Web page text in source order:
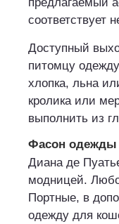
соответствует
Доступный
питомцу
хлопка, льна
кролика или
выполнить из
Фасон одежды
Диана де
модницей.
Портные, в
одежду для